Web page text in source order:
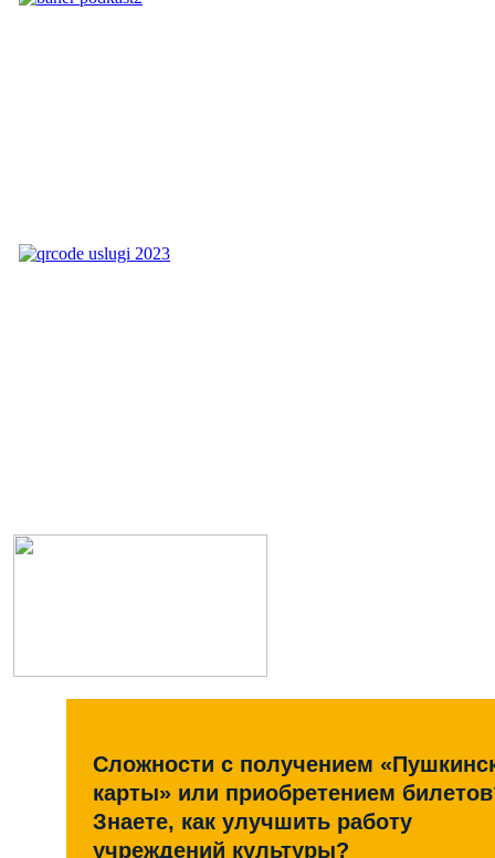
Сложности с получением
карты» или приобретением
Знаете, как улучшить работу
учреждений культуры?